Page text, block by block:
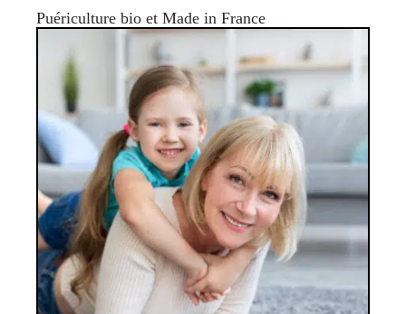
Puériculture bio et Made in France